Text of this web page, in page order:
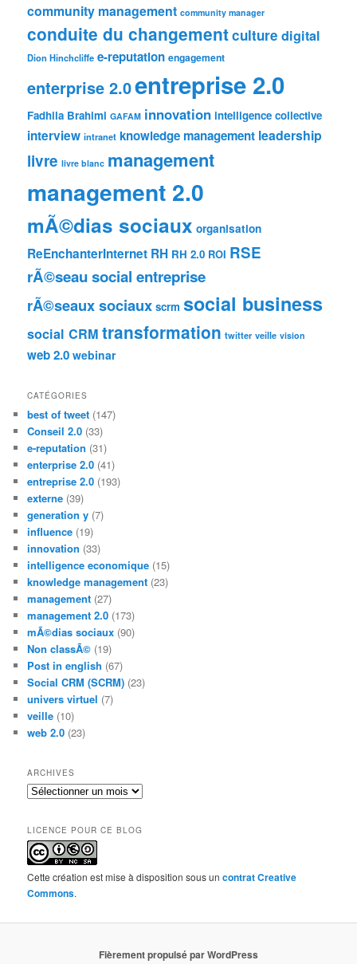
community management community manager
conduite du changementculture digital
Dion Hinchcliffe e-reputation engagement
enterprise 2.0entreprise 2.0
Fadhila Brahimi GAFAM innovation intelligence collective
interview intranet knowledge management leadership
livre livre blanc management
management 2.0
mÃ©dias sociaux organisation
ReEnchanterInternet RH RH 2.0 ROI RSE
rÃ©seau social entreprise
rÃ©seaux sociaux scrm social business
social CRM transformation twitter veille vision
web 2.0 webinar
CATÉGORIES
best of tweet (147)
Conseil 2.0 (33)
e-reputation (31)
enterprise 2.0 (41)
entreprise 2.0 (193)
externe (39)
generation y (7)
influence (19)
innovation (33)
intelligence economique (15)
knowledge management (23)
management (27)
management 2.0 (173)
mÃ©dias sociaux (90)
Non classÃ© (19)
Post in english (67)
Social CRM (SCRM) (23)
univers virtuel (7)
veille (10)
web 2.0 (23)
ARCHIVES
Archives
LICENCE POUR CE BLOG
Cette création est mise à disposition sous uncontrat Creative
Commons.
Fièrement propulsé par WordPress